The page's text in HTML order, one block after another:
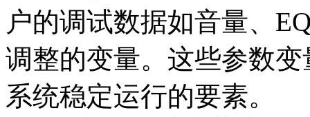
户的调试数据如音量、
调整的变量。这些参数
系统稳定运行的要素。